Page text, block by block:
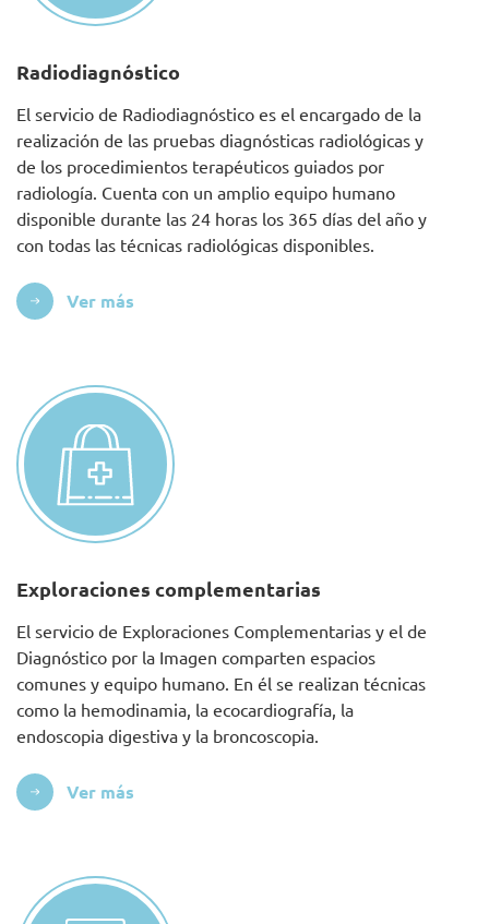
Radiodiagnóstico
El servicio de Radiodiagnóstico es el encargado de la
realización de las pruebas diagnósticas radiológicas y
de los procedimientos terapéuticos guiados por
radiología. Cuenta con un amplio equipo humano
disponible durante las 24 horas los 365 días del año y
con todas las técnicas radiológicas disponibles.
Ver más
Exploraciones complementarias
El servicio de Exploraciones Complementarias y el de
Diagnóstico por la Imagen comparten espacios
comunes y equipo humano. En él se realizan técnicas
como la hemodinamia, la ecocardiografía, la
endoscopia digestiva y la broncoscopia.
Ver más